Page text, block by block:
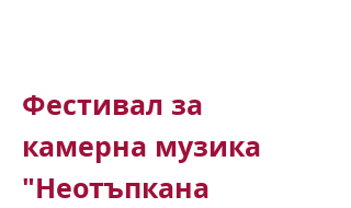
Фестивал за
камерна музика
"Неотъпкана